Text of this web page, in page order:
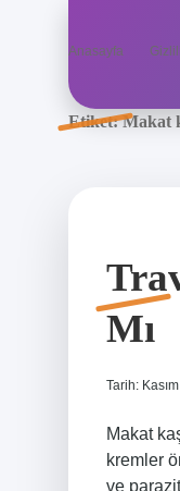
Anasayfa
Etiket:Makat
Mı
Tarih:
Makat
kremler
ve